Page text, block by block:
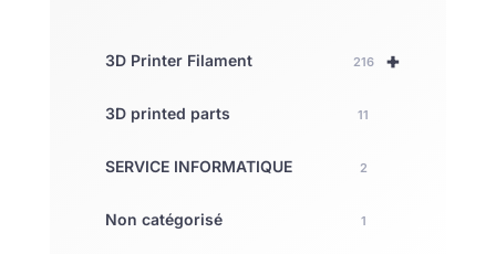
+
3D Printer Filament 216
3D printed parts 11
SERVICE INFORMATIQUE 2
Non catégorisé 1